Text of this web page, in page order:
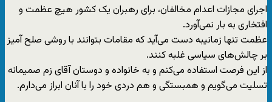
اجرای مجازات اعدام مخالفان، برای رهبران یک کشور هیچ عظمت و
افتخاری به بار نمی‌آورد.
عظمت تنها زمانیبه دست می‌آید که مقامات بتوانند با روشی صلح آمیز
بر چالش‌های سیاسی غلبه کنند.
از این فرصت استفاده می‌کنم و به خانواده و دوستان آقای زم صمیمانه
تسلیت می‌گویم و همبستگی و هم دردی خود را با آنان ابراز می‌دارم.